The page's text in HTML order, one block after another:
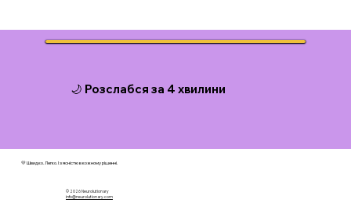
🌙 Розслабся за 4 хвилини
💛 Швидко. Легко. І з ясністю в кожному рішенні.
© 2026 Neurolutionary
info@neurolutionary.com